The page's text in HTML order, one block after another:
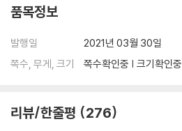
품목정보
발행일
2021년 03월 30일
쪽수, 무게, 크기
쪽수확인중 | 크기확인중
리뷰/한줄평 276